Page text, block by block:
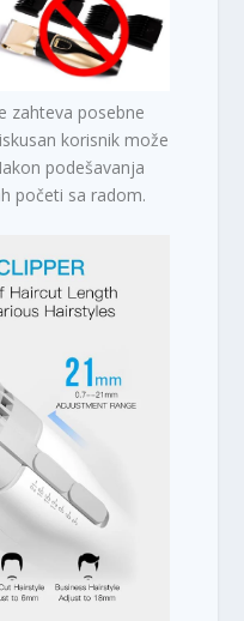
zahteva posebne
korisnik može
podešavanja
početi sa radom.